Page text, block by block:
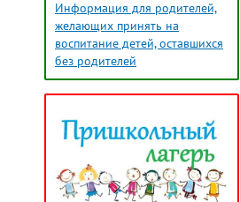
Информация для родителей,
желающих принять на
воспитание детей, оставшихся
без родителей